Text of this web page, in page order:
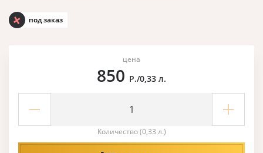
под заказ
цена
850 Р./0,33 л.
Количество (0,33 л.)